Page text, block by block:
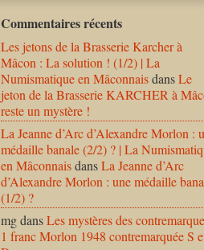
Commentaires récents
Les jetons de la Brasserie Karcher à
Mâcon : La solution ! (1/2) | La
Numismatique en MâconnaisdansLe
jeton de la Brasserie KARCHER à
reste un mystère !
La Jeanne d’Arc d’Alexandre Morlon :
médaille banale (2/2) ? | La
en MâconnaisdansLa Jeanne d’Arc
d’Alexandre Morlon : une médaille
(1/2) ?
mgdansLes mystères des
1 franc Morlon 1948 contremarquée S